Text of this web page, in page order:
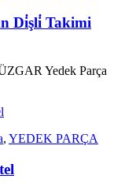
Di̇şli̇ Takimi
Yedek Parça
, YEDEK PARÇA